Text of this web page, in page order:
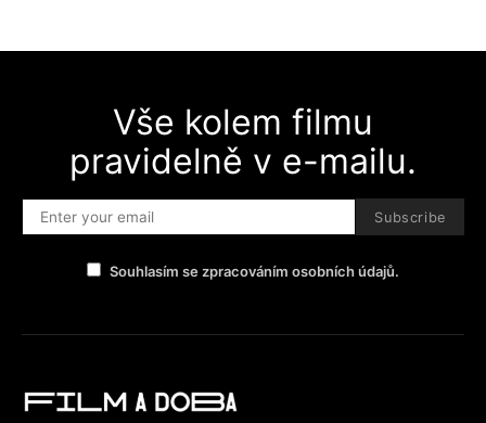
Vše kolem filmu
pravidelně v e-mailu.
Subscribe
Souhlasím se zpracováním osobních údajů.